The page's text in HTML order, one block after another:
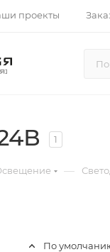
проекты
1
—
По